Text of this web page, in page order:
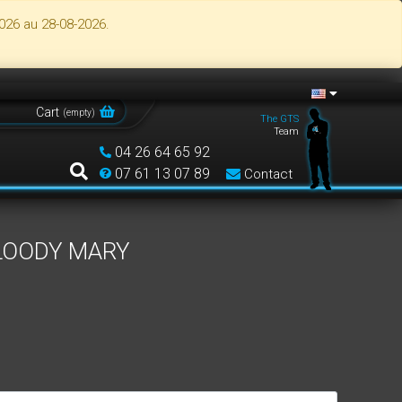
au 28-08-2026.
Cart (empty)
Contact
04 26 64 65 92
07 61 13 07 89
The GTS
Team
MARY